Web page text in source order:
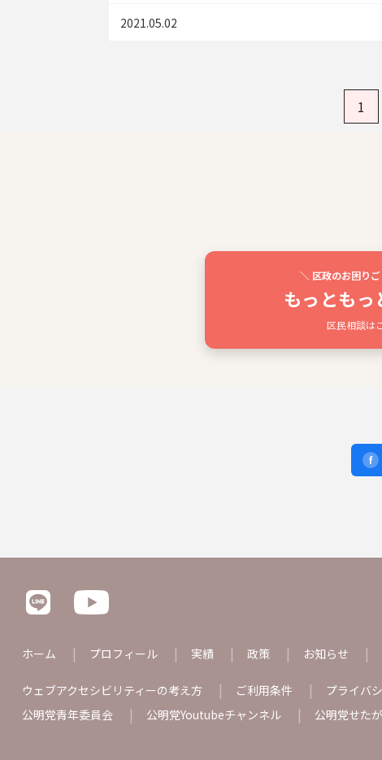
2021.05.02
1
＼ 区政のお困り
もっともっ
区民相談は
f
ホーム プロフィール 実績 政策 お知らせ
ウェブアクセシビリティーの考え方 ご利用条件 プライバ
公明党青年委員会
公明党Youtubeチャンネル 公明党せた